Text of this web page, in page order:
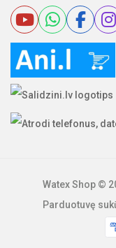
Watex Shop ©
Parduotuvę